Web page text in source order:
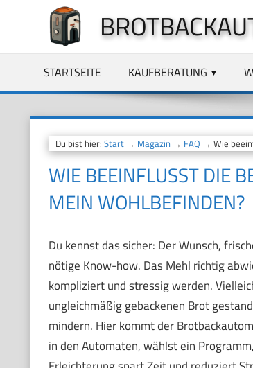
springen
STARTSEITE KAUFBERATUNG
Du bist hier: Start→ Magazin→ FAQ → Wie
WIE BEEINFLUSST DIE
MEIN WOHLBEFINDEN?
Du kennst das sicher: Der Wunsch,
nötige Know-how. Das Mehl richtig
kompliziert und stressig werden.
ungleichmäßig gebackenen Brot
mindern. Hier kommt der
in den Automaten, wählst ein